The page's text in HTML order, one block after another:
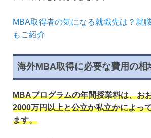
MBA取得者の気になる就職先は？就
もご紹介
海外MBA取得に必要な費用の相
MBAプログラムの年間授業料は、お
2000万円以上と公立か私立かによっ
ます。